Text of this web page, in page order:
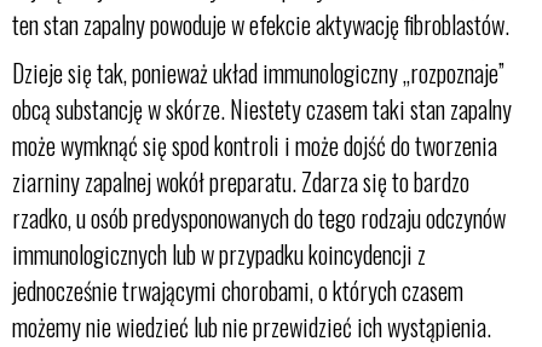
ten stan zapalny powoduje w efekcie aktywację fibroblastów.
Dzieje się tak, ponieważ układ immunologiczny „rozpoznaje”
obcą substancję w skórze. Niestety czasem taki stan zapalny
może wymknąć się spod kontroli i może dojść do tworzenia
ziarniny zapalnej wokół preparatu. Zdarza się to bardzo
rzadko, u osób predysponowanych do tego rodzaju odczynów
immunologicznych lub w przypadku koincydencji z
jednocześnie trwającymi chorobami, o których czasem
możemy nie wiedzieć lub nie przewidzieć ich wystąpienia.